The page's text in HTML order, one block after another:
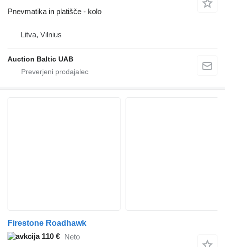
Pnevmatika in platišče - kolo
Litva, Vilnius
Auction Baltic UAB
Firestone Roadhawk
110 € Neto